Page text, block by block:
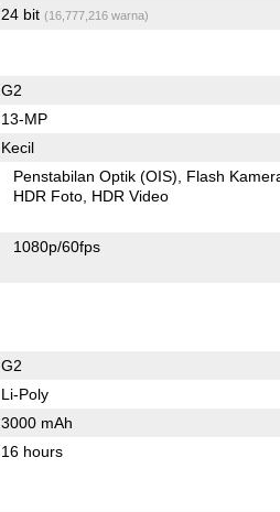
24 bit (16,777,216 warna)
G2
13-MP
Kecil
Penstabilan Optik (OIS)
Flash
HDR Foto HDR Video
1080p/60fps
G2
Li-Poly
3000 mAh
16 hours